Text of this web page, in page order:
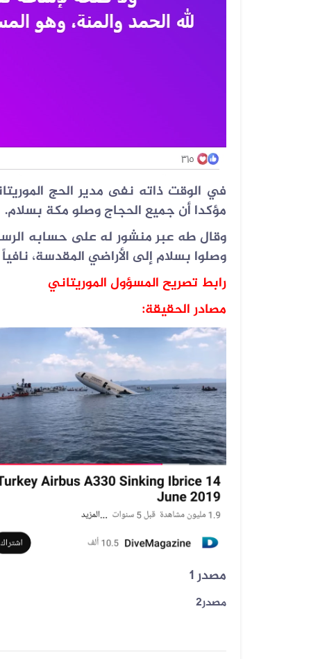
في الوقت ذاته نفى مدير الحج
مؤكدا أن جميع الحجاج وصلو مكة بسلام.
وقال طه عبر منشور له على حسابه
وصلوا بسلام إلى الأراضي المقدسة،
رابط تصريح المسؤول الموريتاني
مصادر الحقيقة:
مصدر 1
مصدر2